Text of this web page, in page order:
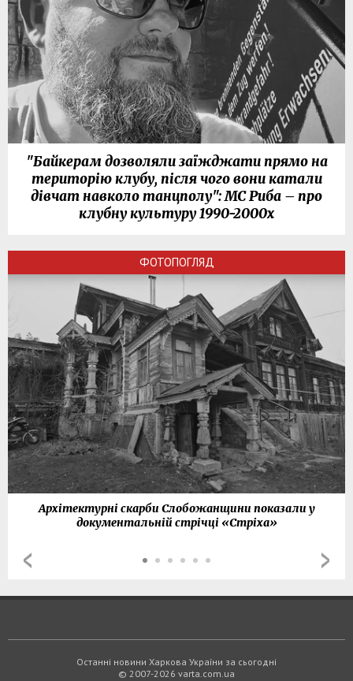
"Байкерам дозволяли заїжджати прямо на
територію клубу, після чого вони катали
дівчат навколо танцполу": МС Риба – про
клубну культуру 1990-2000х
ФОТОПОГЛЯД
Архітектурні скарби Слобожанщини показали у
документальній стрічці «Стріха»
Останні новини Харкова України за сьогодні
© 2007-2026 varta.com.ua